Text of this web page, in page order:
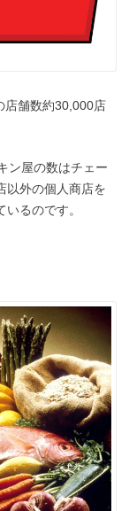
店舗数約30,000店
ン屋の数はチェー
以外の個人商店を
るのです。